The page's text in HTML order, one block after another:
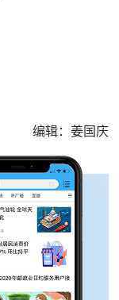
编辑：姜国庆